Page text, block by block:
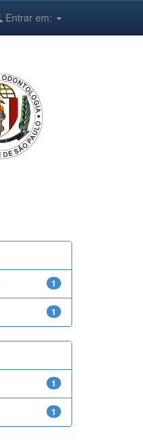
Entrar em:
1
1
1
1